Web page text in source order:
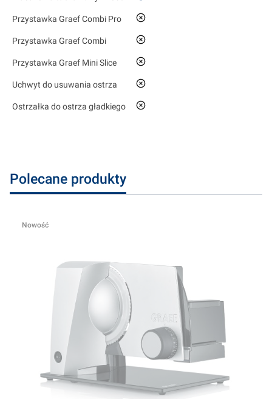
Przystawka Graef Combi Pro nie
Przystawka Graef Combi nie
Przystawka Graef Mini Slice nie
Uchwyt do usuwania ostrza nie
Ostrzałka do ostrza gładkiego nie
Polecane produkty
Nowość